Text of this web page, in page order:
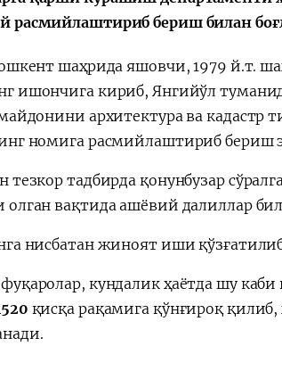
расмийлаштириб бериш билан
шаҳрида яшовчи, 1979 й.т.
ишончига кириб, Янгийўл
архитектура ва
номига расмийлаштириб бериш
тезкор тадбирда қонунбузар
олган вақтида ашёвий далиллар
нисбатан жиноят иши
кундалик ҳаётда шу
қисқа рақамига қўнғироқ